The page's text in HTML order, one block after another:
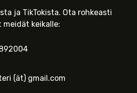
ja TikTokista. Ota rohkeasti
keikalle:
(ät) gmail.com